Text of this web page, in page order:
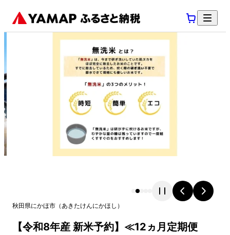
秋田県にかほ市 （あきたけんにかほし ）
【令和8年産 新米予約】≪12ヵ月定期便